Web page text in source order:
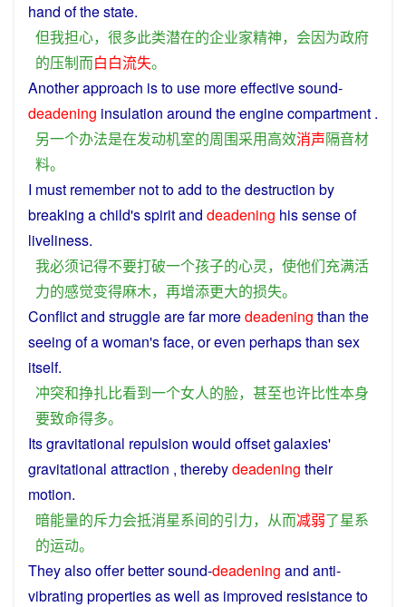
hand of thestate.
但我担心， 很多此类潜在的企业家精神， 会因为政府
的压制而白白流失。
Anotherapproach isto use moreeffectivesound-
deadening insulation around theenginecompartment .
另一个办法是在发动机室的周围采用高效消声隔音材
料。
I must remember nottoadd to the destruction by
breaking achild'sspiritand deadening hissenseof
liveliness.
我必须记得不要打破一个孩子的心灵， 使他们充满活
力的感觉变得麻木， 再增添更大的损失。
Conflictand struggleare farmoredeadening than the
seeing ofawoman'sface, oreven perhapsthan sex
itself.
冲突和挣扎比看到一个女人的脸， 甚至也许比性本身
要致命得多。
Itsgravitational repulsion would offsetgalaxies'
gravitational attraction , therebydeadening their
motion.
暗能量的斥力会抵消星系间的引力， 从而减弱了星系
的运动。
Theyalsoofferbettersound-deadening and anti-
vibrating propertiesas well as improved resistanceto